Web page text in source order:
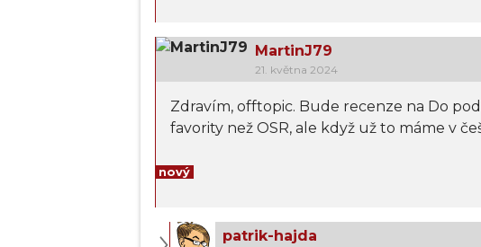
MartinJ79
21. května 2024
Zdravím, offtopic. Bude recenze na Do
favority než OSR, ale když už to máme v
nový
patrik-hajda